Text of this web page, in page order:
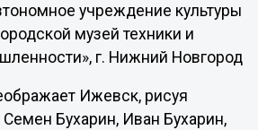
учреждение культуры
музей техники и
г. Нижний Новгород
Ижевск, рисуя
Семен Бухарин, Иван Бухарин,